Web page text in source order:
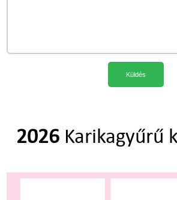
Küldés
2026Karikagyűrű